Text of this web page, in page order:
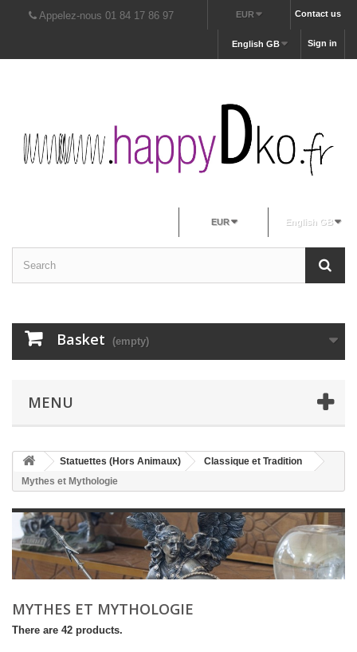
Contact us
EUR
Appelez-nous 01 84 17 86 97
Sign in
English GB
English GB
EUR
Basket (empty)
MENU
Statuettes (Hors Animaux)
Classique et Tradition
Mythes et Mythologie
MYTHES ET MYTHOLOGIE
There are 42 products.